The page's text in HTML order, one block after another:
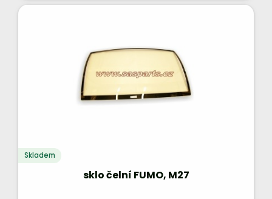
Skladem
sklo čelní FUMO, M27